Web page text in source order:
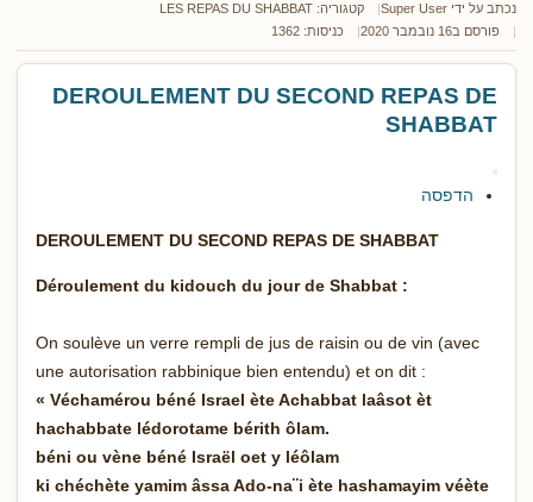
נכתב על ידי Super User קטגוריה: LES REPAS DU SHABBAT
פורסם ב16 נובמבר 2020
כניסות: 1362
DEROULEMENT DU SECOND REPAS DE
SHABBAT
הדפסה
DEROULEMENT DU SECOND REPAS DE SHABBAT
Déroulement du kidouch du jour de Shabbat :
On soulève un verre rempli de jus de raisin ou de vin (avec
une autorisation rabbinique bien entendu) et on dit :
« Véchamérou béné Israel ète Achabbat laâsot èt
hachabbate lédorotame bérith ôlam.
béni ou vène béné Israël oet y léôlam
ki chéchète yamim âssa Ado-na¨i ète hashamayim véète